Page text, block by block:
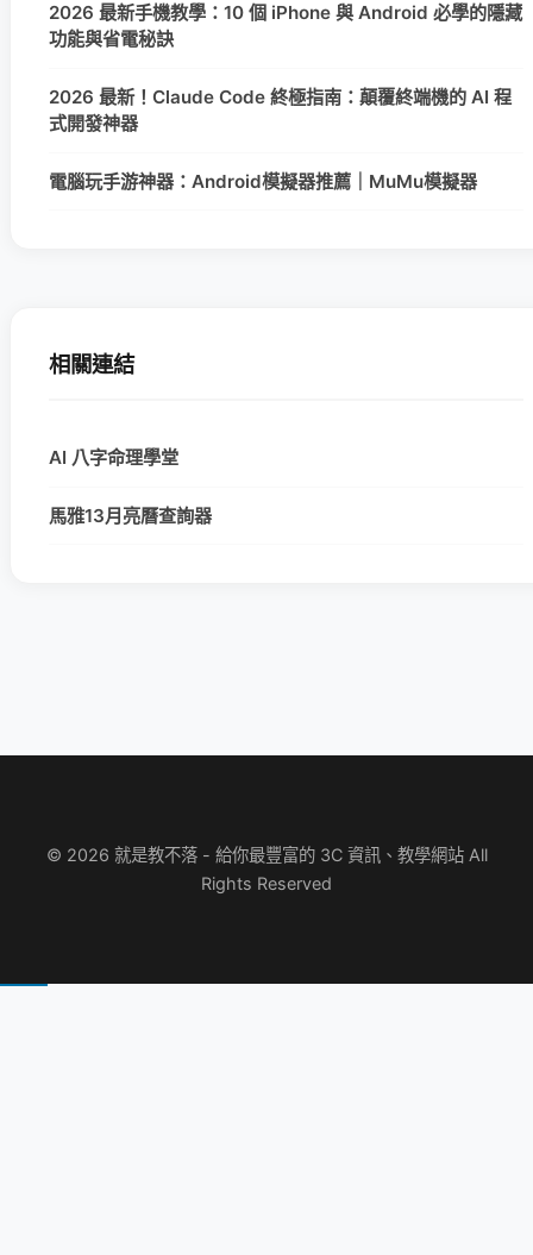
2026 最新手機教學：10 個 iPhone 與 Android 必學的隱藏
功能與省電秘訣
2026 最新！Claude Code 終極指南：顛覆終端機的 AI 程
式開發神器
電腦玩手游神器：Android模擬器推薦｜MuMu模擬器
相關連結
AI 八字命理學堂
馬雅13月亮曆查詢器
© 2026 就是教不落 - 給你最豐富的 3C 資訊、教學網站 All
Rights Reserved